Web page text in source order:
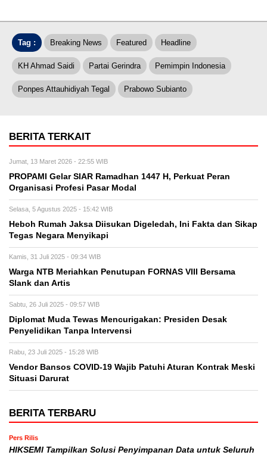
Tag : Breaking News Featured Headline
KH Ahmad Saidi Partai Gerindra Pemimpin Indonesia
Ponpes Attauhidiyah Tegal Prabowo Subianto
BERITA TERKAIT
Jumat, 13 Maret 2026 - 22:55 WIB
PROPAMI Gelar SIAR Ramadhan 1447 H, Perkuat Peran
Organisasi Profesi Pasar Modal
Selasa, 5 Agustus 2025 - 15:42 WIB
Heboh Rumah Jaksa Diisukan Digeledah, Ini Fakta dan Sikap
Tegas Negara Menyikapi
Kamis, 31 Juli 2025 - 09:34 WIB
Warga NTB Meriahkan Penutupan FORNAS VIII Bersama
Slank dan Artis
Sabtu, 26 Juli 2025 - 09:57 WIB
Diplomat Muda Tewas Mencurigakan: Presiden Desak
Penyelidikan Tanpa Intervensi
Rabu, 23 Juli 2025 - 15:28 WIB
Vendor Bansos COVID-19 Wajib Patuhi Aturan Kontrak Meski
Situasi Darurat
BERITA TERBARU
Pers Rilis
HIKSEMI Tampilkan Solusi Penyimpanan Data untuk Seluruh